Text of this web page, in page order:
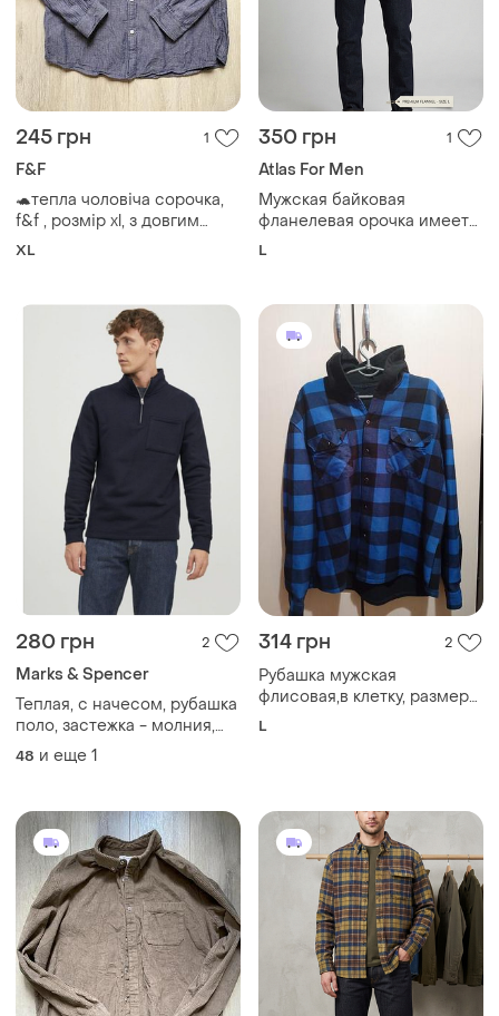
245 грн 1
F&F
🐢тепла чоловіча сорочка,
f&f , розмір xl, з довгим
рукавом, фланелева
XL
350 грн 1
​Atlas For Men
Мужская байковая
фланелевая орочка имеет
классический узор в
L
280 грн 2
Marks & Spencer
Теплая, с начесом, рубашка
поло, застежка - молния,
темный синий,
marks&spencer. м сост.
48 и еще 1
314 грн 2
Рубашка мужская
флисовая,в клетку, размер
л.L